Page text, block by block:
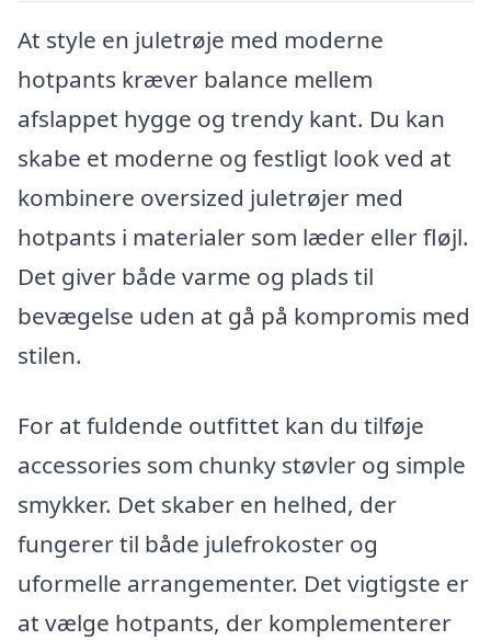
At style en juletrøje med moderne
hotpants kræver balance mellem
afslappet hygge og trendy kant. Du kan
skabe et moderne og festligt look ved at
kombinere oversized juletrøjer med
hotpants i materialer som læder eller fløjl.
Det giver både varme og plads til
bevægelse uden at gå på kompromis med
stilen.
For at fuldende outfittet kan du tilføje
accessories som chunky støvler og simple
smykker. Det skaber en helhed, der
fungerer til både julefrokoster og
uformelle arrangementer. Det vigtigste er
at vælge hotpants, der komplementerer